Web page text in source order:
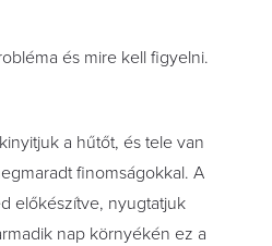
és mire kell figyelni.
a hűtőt, és tele van
finomságokkal. A
előkészítve, nyugtatjuk
nap környékén ez a